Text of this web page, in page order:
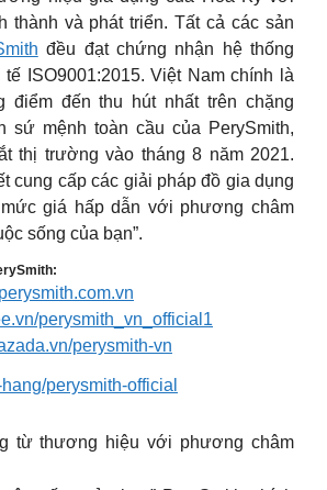
thành và phát triển. Tất cả các sản
đều đạt chứng nhận hệ thống
ISO9001:2015. Việt Nam chính là
điểm đến thu hút nhất trên chặng
sứ mệnh toàn cầu của PerySmith,
thị trường vào tháng 8 năm 2021.
cung cấp các giải pháp đồ gia dụng
giá hấp dẫn với phương châm
sống của bạn”.
perysmith_vn_official1
perysmith-vn
perysmith-official
từ thương hiệu với phương châm